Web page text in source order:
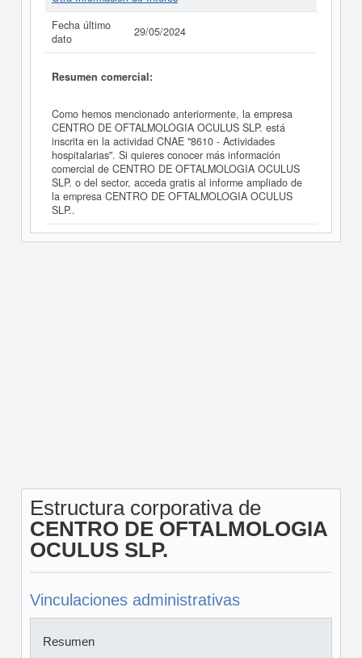
Fecha último
dato
29/05/2024
Resumen comercial:
Como hemos mencionado anteriormente, la empresa
CENTRO DE OFTALMOLOGIA OCULUS SLP. está
inscrita en la actividad CNAE "8610 - Actividades
hospitalarias". Si quieres conocer más información
comercial de CENTRO DE OFTALMOLOGIA OCULUS
SLP. o del sector, acceda gratis al informe ampliado de
la empresa CENTRO DE OFTALMOLOGIA OCULUS
SLP..
Estructura corporativa de
CENTRO DE OFTALMOLOGIA
OCULUS SLP.
Vinculaciones administrativas
Resumen